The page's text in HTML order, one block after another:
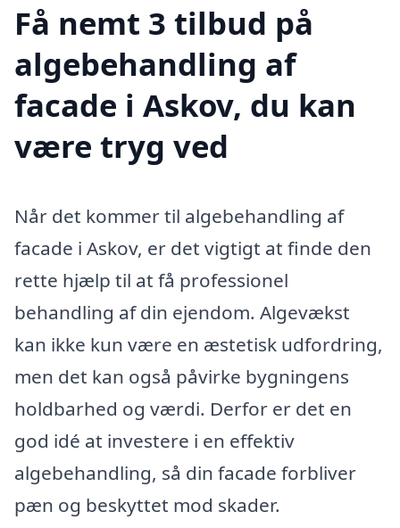
Få nemt 3 tilbud på
algebehandling af
facade i Askov, du kan
være tryg ved
Når det kommer til algebehandling af
facade i Askov, er det vigtigt at finde den
rette hjælp til at få professionel
behandling af din ejendom. Algevækst
kan ikke kun være en æstetisk udfordring,
men det kan også påvirke bygningens
holdbarhed og værdi. Derfor er det en
god idé at investere i en effektiv
algebehandling, så din facade forbliver
pæn og beskyttet mod skader.